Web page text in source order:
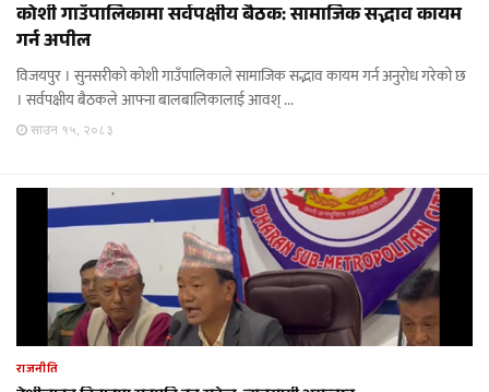
कोशी गाउँपालिकामा सर्वपक्षीय बैठक: सामाजिक सद्भाव कायम
गर्न अपील
विजयपुर । सुनसरीको कोशी गाउँपालिकाले सामाजिक सद्भाव कायम गर्न अनुरोध गरेको छ
। सर्वपक्षीय बैठकले आफ्ना बालबालिकालाई आवश् ...
साउन १५, २०८३
राजनीति